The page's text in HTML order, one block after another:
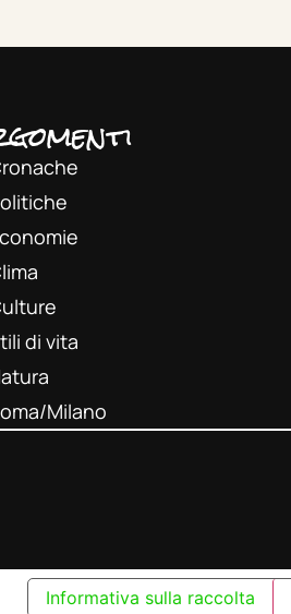
di vita
Milano
Informativa sulla raccolta